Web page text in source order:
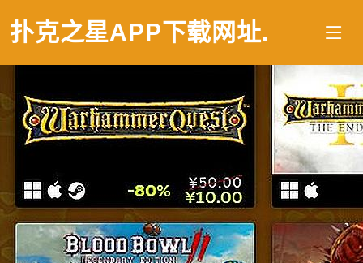
扑克之星APP下载网址.